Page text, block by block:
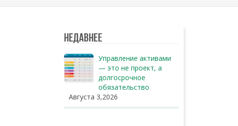
Недавнее
Управление активами
— это не проект, а
долгосрочное
обязательство
Августа 3,2026